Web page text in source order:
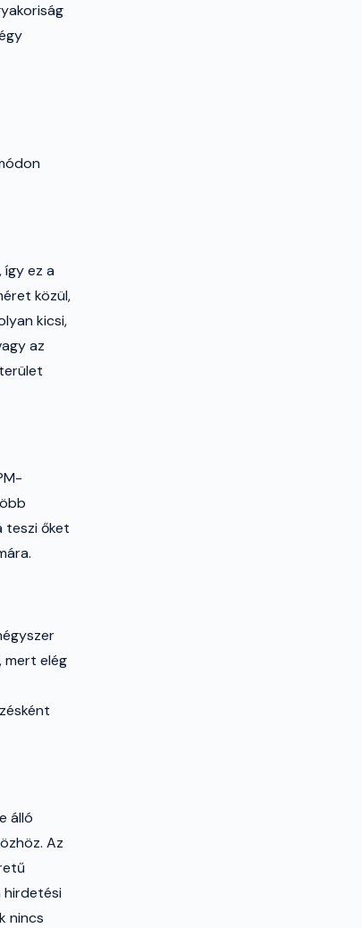
ez a
közül,
kicsi,
az
teszi őket
mert elég
álló
Az
hirdetési
nincs